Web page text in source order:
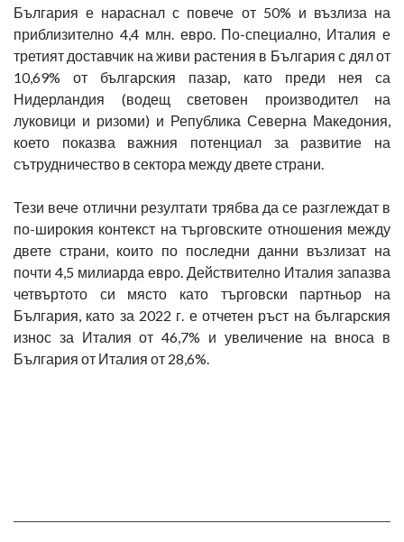
България е нараснал с повече от 50% и възлиза на
приблизително 4,4 млн. евро. По-специално, Италия е
третият доставчик на живи растения в България с дял от
10,69% от българския пазар, като преди нея са
Нидерландия (водещ световен производител на
луковици и ризоми) и Република Северна Македония,
което показва важния потенциал за развитие на
сътрудничество в сектора между двете страни.
Тези вече отлични резултати трябва да се разглеждат в
по-широкия контекст на търговските отношения между
двете страни, които по последни данни възлизат на
почти 4,5 милиарда евро. Действително Италия запазва
четвъртото си място като търговски партньор на
България, като за 2022 г. е отчетен ръст на българския
износ за Италия от 46,7% и увеличение на вноса в
България от Италия от 28,6%.